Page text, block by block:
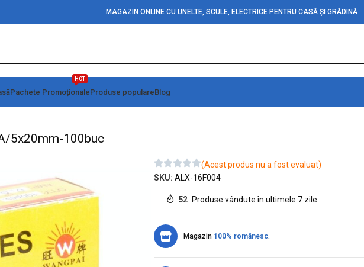
MAGAZIN ONLINE CU UNELTE, SCULE, ELECTRICE PENTRU CASĂ ȘI GRĂDINĂ
Pachete Promoționale
HOT
Produse populareBlog
5x20mm-100buc
(Acest produs nu a fost evaluat)
SKU: ALX-16F004
52 Produse vândute în ultimele 7 zile
Magazin 100% românesc.